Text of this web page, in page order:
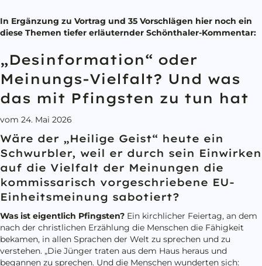
In Ergänzung zu Vortrag und 35 Vorschlägen hier noch ein
diese Themen tiefer erläuternder Schönthaler-Kommentar:
„Desinformation“ oder
Meinungs-Vielfalt? Und was
das mit Pfingsten zu tun hat
vom 24. Mai 2026
Wäre der „Heilige Geist“ heute ein
Schwurbler, weil er durch sein Einwirken
auf die Vielfalt der Meinungen die
kommissarisch vorgeschriebene EU-
Einheitsmeinung sabotiert?
Was ist eigentlich Pfingsten? Ein kirchlicher Feiertag, an dem
nach der christlichen Erzählung die Menschen die Fähigkeit
bekamen, in allen Sprachen der Welt zu sprechen und zu
verstehen. „Die Jünger traten aus dem Haus heraus und
begannen zu sprechen. Und die Menschen wunderten sich: